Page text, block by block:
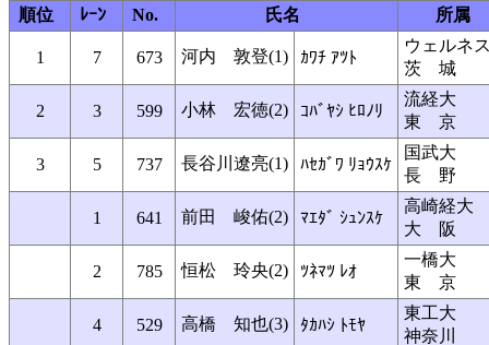
順位 ﾚｰﾝ No. 氏名 所属
1 7 673 河内 敦登(1) ｶﾜﾁ ｱﾂﾄ
ウェルネ
茨 城
2 3 599 小林 宏徳(2) ｺﾊﾞﾔｼ ﾋﾛﾉﾘ
流経大
東 京
3 5 737 長谷川遼亮(1) ﾊｾｶﾞﾜ ﾘｮｳｽｹ
国武大
長 野
1 641 前田 峻佑(2) ﾏｴﾀﾞ ｼｭﾝｽｹ
高崎経大
大 阪
2 785 恒松 玲央(2) ﾂﾈﾏﾂ ﾚｵ
一橋大
東 京
4 529 高橋 知也(3) ﾀｶﾊｼ ﾄﾓﾔ
東工大
神奈川